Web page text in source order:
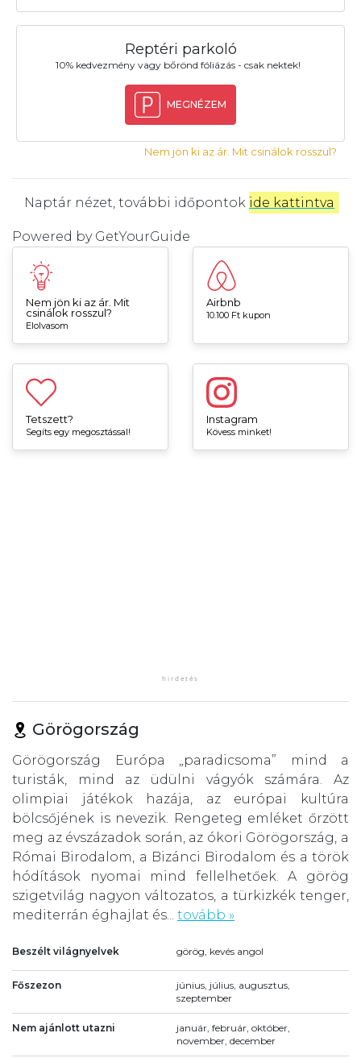
Reptéri parkoló
10% kedvezmény vagy bőrönd fóliázás - csak nektek!
MEGNÉZEM
Nem jön ki az ár. Mit csinálok rosszul?
Naptár nézet, további időpontok ide kattintva
Powered by GetYourGuide
Nem jön ki az ár. Mit
csinálok rosszul?
Elolvasom
Airbnb
10.100 Ft kupon
Tetszett?
Segíts egy megosztással!
Instagram
Kövess minket!
Görögország
Görögország Európa „paradicsoma” mind a
turisták, mind az üdülni vágyók számára. Az
olimpiai játékok hazája, az európai kultúra
bölcsőjének is nevezik. Rengeteg emléket őrzött
meg az évszázadok során, az ókori Görögország, a
Római Birodalom, a Bizánci Birodalom és a török
hódítások nyomai mind fellelhetőek. A görög
szigetvilág nagyon változatos, a türkizkék tenger,
mediterrán éghajlat és... tovább »
Beszélt világnyelvek görög, kevés angol
Főszezon
június, július, augusztus,
szeptember
Nem ajánlott utazni
január, február, október,
november, december